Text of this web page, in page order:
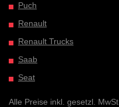
Puch
Renault
Renault Trucks
Saab
Seat
Alle Preise inkl. gesetzl. MwSt.